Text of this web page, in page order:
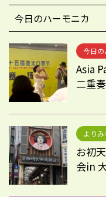
今日のハーモニカ
今日の
Asia
二重
より
お初
会in